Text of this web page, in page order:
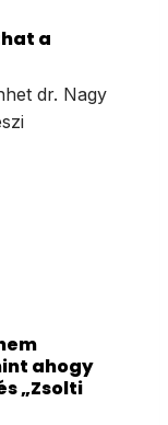
a
dr. Nagy
ahogy
„Zsolti